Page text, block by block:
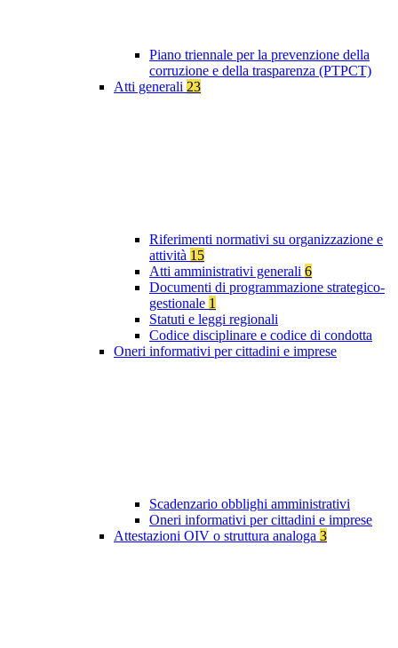
Piano triennale per la prevenzione della
corruzione e della trasparenza (PTPCT)
Atti generali 23
Riferimenti normativi su organizzazione e
attività 15
Atti amministrativi generali 6
Documenti di programmazione strategico-
gestionale 1
Statuti e leggi regionali
Codice disciplinare e codice di condotta
Oneri informativi per cittadini e imprese
Scadenzario obblighi amministrativi
Oneri informativi per cittadini e imprese
Attestazioni OIV o struttura analoga 3